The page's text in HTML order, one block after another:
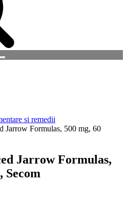
Search
si remedii
Jarrow Formulas, 500 mg, 60
Jarrow Formulas,
Secom